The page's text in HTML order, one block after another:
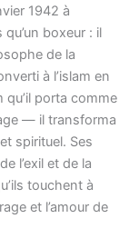
1942 à
boxeur : il
de la
à l’islam en
porta comme
— il transforma
spirituel. Ses
l’exil et de la
touchent à
et l’amour de